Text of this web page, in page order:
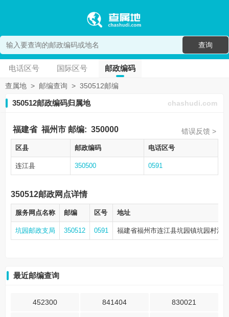
查询
电话区号 国际区号 邮政编码
查属地 > 邮编查询 > 350512邮编
350512邮政编码归属地 chashudi.com
福建省 福州市 邮编: 350000 错误反馈 >
区县 邮政编码 电话区号
连江县 350500 0591
350512邮政网点详情
服务网点名称 邮编 区号 地址
坑园邮政支局 350512 0591 福建省福州市连江县坑园镇坑园村溪
最近邮编查询
452300 841404 830021